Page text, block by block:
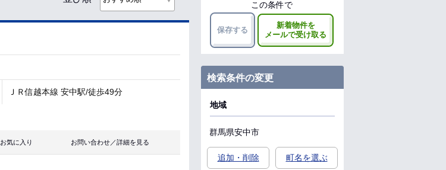
ＪＲ信越本線 安中駅/徒歩49分
お気に入り お問い合わせ／詳細を見る
この条件で
保存する
新着物件を
メールで受け取る
検索条件の変更
地域
群馬県安中市
追加・削除 町名を選ぶ